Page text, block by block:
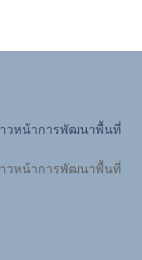
วหน้าการพัฒนาพื้นที่
วหน้าการพัฒนาพื้นที่